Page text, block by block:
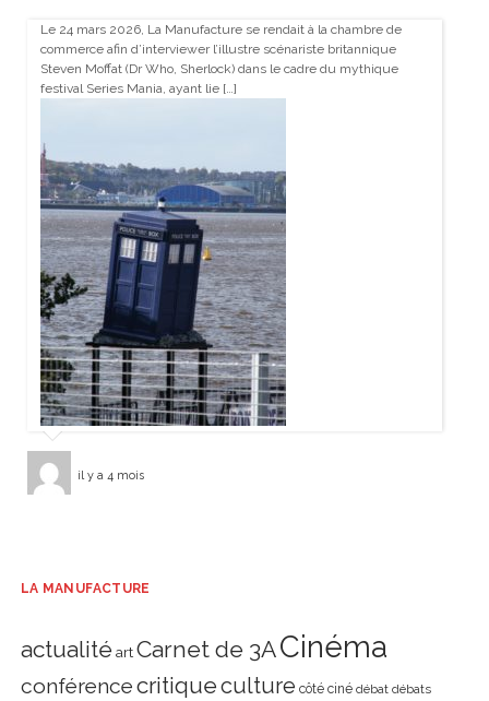
Le 24 mars 2026, La Manufacture se rendait à la chambre de
commerce afin d’interviewer l’illustre scénariste britannique
Steven Moffat (Dr Who, Sherlock) dans le cadre du mythique
festival Series Mania, ayant lie […]
il y a 4 mois
LA MANUFACTURE
actualité art Carnet de 3ACinéma
conférencecritiqueculture côté ciné débat débats